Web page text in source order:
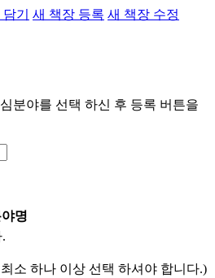
기 새 책장 등록 새 책장 수정
분야를 선택 하신 후 등록 버튼을
명
소 하나 이상 선택 하셔야 합니다.)